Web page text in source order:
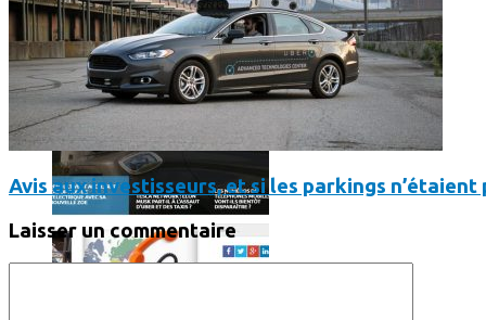
Avis aux investisseurs, et si les parkings
Laisser un commentaire